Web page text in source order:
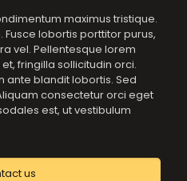
maximus tristique.
lobortis porttitor purus,
vel. Pellentesque lorem
fringilla sollicitudin orci.
blandit lobortis. Sed
consectetur orci eget
est, ut vestibulum
us